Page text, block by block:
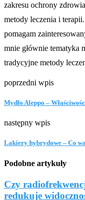
zakresu ochrony
metody leczenia i
pomagam
mnie głównie tematyka
tradycyjne metody
poprzedni wpis
Mydło Aleppo –
następny wpis
Lakiery hybrydowe – Co
Podobne artykuły
Czy
redukuje